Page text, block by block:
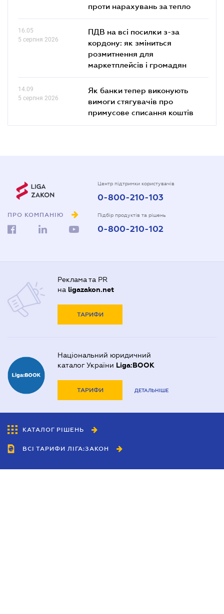
проти нарахувань за тепло
16.05
5 серпня 2026
ПДВ на всі посилки з-за
кордону: як зміниться
розмитнення для
маркетплейсів і громадян
14.09
5 серпня 2026
Як банки тепер виконують
вимоги стягувачів про
примусове списання коштів
ПРО КОМПАНІЮ
Центр підтримки користувачів
0-800-210-103
Підбір продуктів та рішень
0-800-210-102
Реклама та PR
на ligazakon.net
ТАРИФИ
Національний юридичний
каталог України Liga:BOOK
ТАРИФИ ДЕТАЛЬНІШЕ
КАТАЛОГ РІШЕНЬ
ВСІ ТАРИФИ ЛІГА:ЗАКОН